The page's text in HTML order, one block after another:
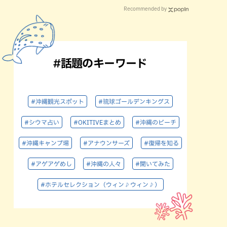
Recommended by
#話題のキーワード
#沖縄観光スポット #琉球ゴールデンキングス
#シウマ占い #OKITIVEまとめ #沖縄のビーチ
#沖縄キャンプ場 #アナウンサーズ #復帰を知る
#アゲアゲめし #沖縄の人々 #聞いてみた
#ホテルセレクション（ウィン♪ウィン♪）